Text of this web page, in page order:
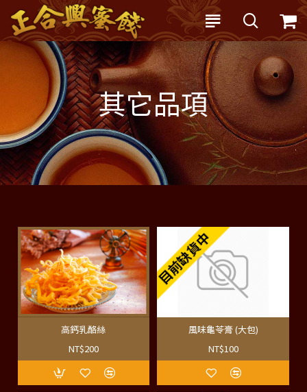
其它品項
高鈣乳酪絲
NT$200
目前缺貨中
風味龜苓膏 (大包)
NT$100